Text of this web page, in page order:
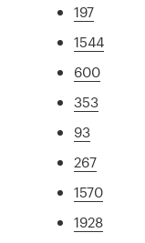
197
1544
600
353
93
267
1570
1928